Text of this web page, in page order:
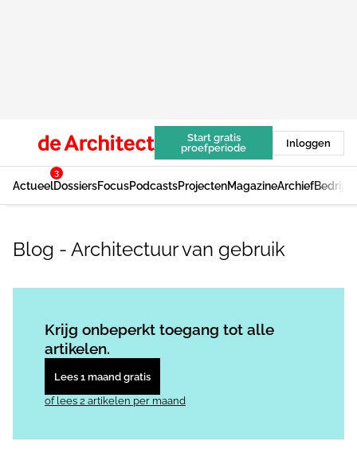
Start gratis
proefperiode
Inloggen
Actueel
3
DossiersFocusPodcastsProjectenMagazineArchief
Blog - Architectuur van gebruik
Krijg onbeperkt toegang tot alle
artikelen.
Lees 1 maand gratis
of lees 2 artikelen per maand